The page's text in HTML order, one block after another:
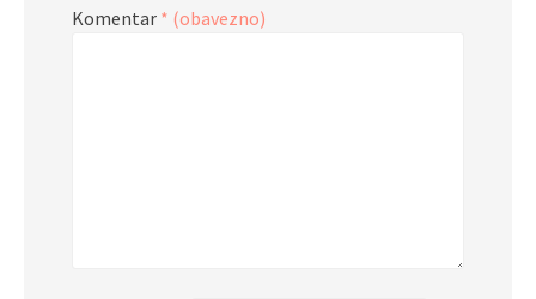
Komentar * (obavezno)